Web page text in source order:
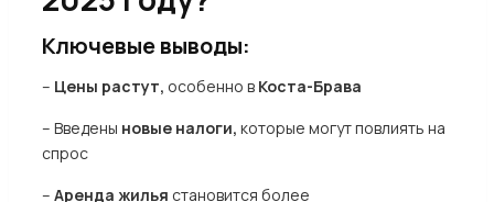
Ключевые выводы:
– Цены растут, особенно в Коста-Брава
– Введены новые налоги, которые могут повлиять на
спрос
– Аренда жилья становится более